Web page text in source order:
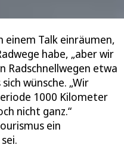
einem Talk einräumen,
habe, „aber wir
Radschnellwegen etwa
wünsche. „Wir
1000 Kilometer
nicht ganz.“
ein